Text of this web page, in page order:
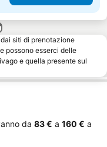
siti di prenotazione
possono esserci delle
e quella presente sul
da ‎83 € a ‎160 € a